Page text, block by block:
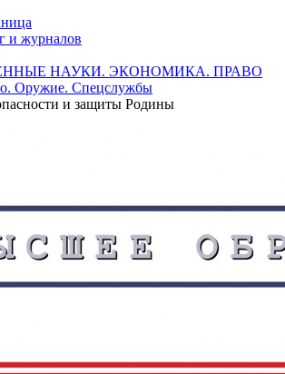
и журналов
НАУКИ. ЭКОНОМИКА. ПРАВО
Оружие. Спецслужбы
и защиты Родины